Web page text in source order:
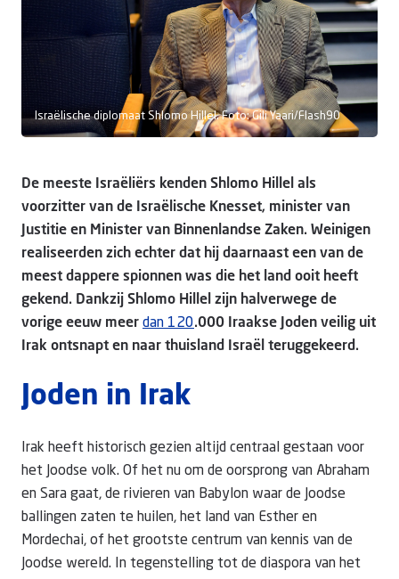
Doneer
Israëlische diplomaat Shlomo Hillel. Foto: Gili Yaari/Flash90
De meeste Israëliërs kenden Shlomo Hillel als
voorzitter van de Israëlische Knesset, minister van
Justitie en Minister van Binnenlandse Zaken. Weinigen
realiseerden zich echter dat hij daarnaast een van de
meest dappere spionnen was die het land ooit heeft
gekend. Dankzij Shlomo Hillel zijn halverwege de
vorige eeuw meer dan 120.000 Iraakse Joden veilig uit
Irak ontsnapt en naar thuisland Israël teruggekeerd.
Joden in Irak
Irak heeft historisch gezien altijd centraal gestaan voor
het Joodse volk. Of het nu om de oorsprong van Abraham
en Sara gaat, de rivieren van Babylon waar de Joodse
ballingen zaten te huilen, het land van Esther en
Mordechai, of het grootste centrum van kennis van de
Joodse wereld. In tegenstelling tot de diaspora van het